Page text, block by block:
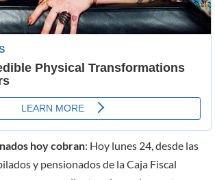
hoy cobran: Hoy lunes 24, desde las
y pensionados de la Caja Fiscal